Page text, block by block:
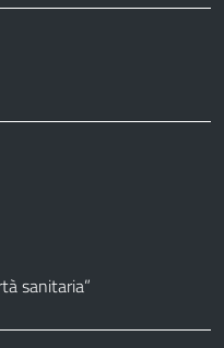
sanitaria”